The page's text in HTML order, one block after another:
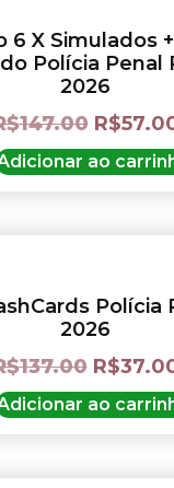
6 X Simulados
Polícia Penal
2026
147.00 R$
ao
Polícia
2026
137.00 R$
ao